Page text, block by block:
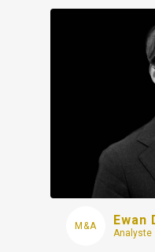
Ewan
Analyste